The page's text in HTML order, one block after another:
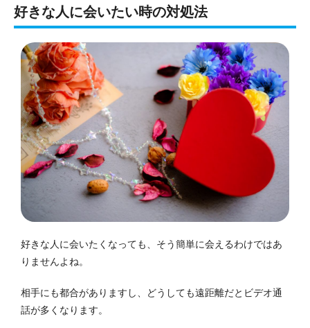
好きな人に会いたい時の対処法
好きな人に会いたくなっても、そう簡単に会えるわけではあ
りませんよね。
相手にも都合がありますし、どうしても遠距離だとビデオ通
話が多くなります。